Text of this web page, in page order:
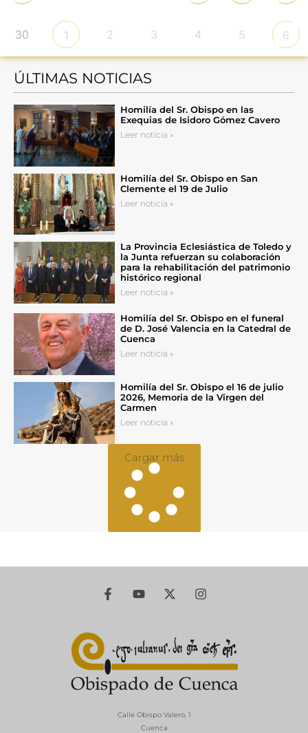
30 1 2 3 4 5 6
ÚLTIMAS NOTICIAS
Homilía del Sr. Obispo en las
Exequias de Isidoro Gómez Cavero
Leer noticia »
Homilía del Sr. Obispo en San
Clemente el 19 de Julio
Leer noticia »
La Provincia Eclesiástica de Toledo y
la Junta refuerzan su colaboración
para la rehabilitación del patrimonio
histórico regional
Leer noticia »
Homilía del Sr. Obispo en el funeral
de D. José Valencia en la Catedral de
Cuenca
Leer noticia »
Homilía del Sr. Obispo el 16 de julio
2026, Memoria de la Virgen del
Carmen
Leer noticia »
Cargar más
Calle Obispo Valero, 1
Cuenca